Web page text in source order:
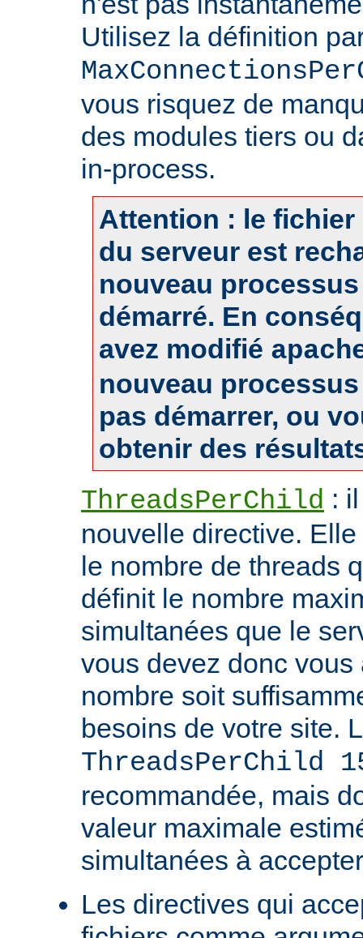
Utilisez la définition
vous risquez de
des modules tiers ou
in-process.
Attention : le
du serveur est
nouveau
démarré. En
avez modifié
nouveau
pas démarrer, ou
obtenir des
ThreadsPerChild :
nouvelle directive.
le nombre de threads
définit le nombre
simultanées que le
vous devez donc vous
nombre soit
besoins de votre site.
ThreadsPerChild
recommandée, mais
valeur maximale
simultanées à
Les directives qui